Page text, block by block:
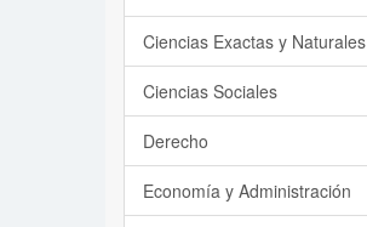
Ciencias Exactas y Naturales
Ciencias Sociales
Derecho
Economía y Administración